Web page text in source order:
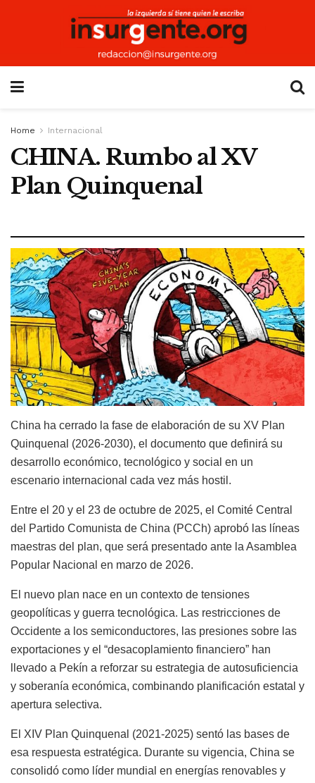
Home Internacional
CHINA. Rumbo al XV
Plan Quinquenal
China ha cerrado la fase de elaboración de su XV Plan
Quinquenal (2026-2030), el documento que definirá su
desarrollo económico, tecnológico y social en un
escenario internacional cada vez más hostil.
Entre el 20 y el 23 de octubre de 2025, el Comité Central
del Partido Comunista de China (PCCh) aprobó las líneas
maestras del plan, que será presentado ante la Asamblea
Popular Nacional en marzo de 2026.
El nuevo plan nace en un contexto de tensiones
geopolíticas y guerra tecnológica. Las restricciones de
Occidente a los semiconductores, las presiones sobre las
exportaciones y el “desacoplamiento financiero” han
llevado a Pekín a reforzar su estrategia de autosuficiencia
y soberanía económica, combinando planificación estatal y
apertura selectiva.
El XIV Plan Quinquenal (2021-2025) sentó las bases de
esa respuesta estratégica. Durante su vigencia, China se
consolidó como líder mundial en energías renovables y